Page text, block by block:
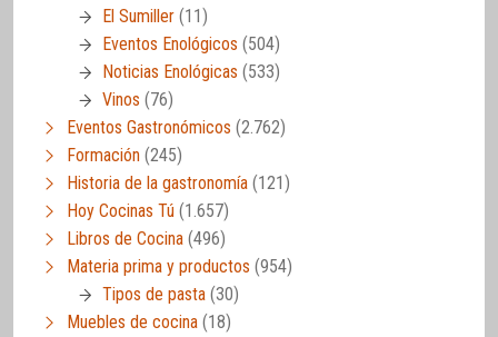
El Sumiller (11)
Eventos Enológicos (504)
Noticias Enológicas (533)
Vinos (76)
Eventos Gastronómicos (2.762)
Formación (245)
Historia de la gastronomía (121)
Hoy Cocinas Tú (1.657)
Libros de Cocina (496)
Materia prima y productos (954)
Tipos de pasta (30)
Muebles de cocina (18)